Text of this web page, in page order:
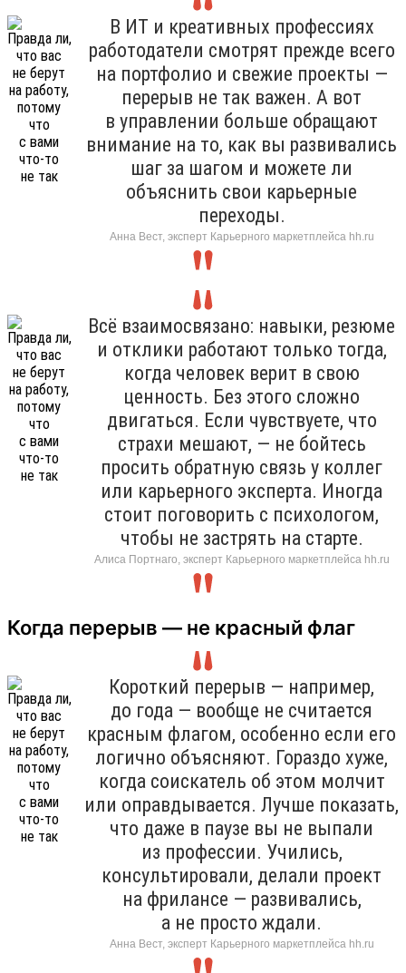
В ИТ и креативных профессиях
работодатели смотрят прежде всего
на портфолио и свежие проекты —
перерыв не так важен. А вот
в управлении больше обращают
внимание на то, как вы развивались
шаг за шагом и можете ли
объяснить свои карьерные
переходы.
Анна Вест, эксперт Карьерного маркетплейса hh.ru
Всё взаимосвязано: навыки, резюме
и отклики работают только тогда,
когда человек верит в свою
ценность. Без этого сложно
двигаться. Если чувствуете, что
страхи мешают, — не бойтесь
просить обратную связь у коллег
или карьерного эксперта. Иногда
стоит поговорить с психологом,
чтобы не застрять на старте.
Алиса Портнаго, эксперт Карьерного маркетплейса hh.ru
Когда перерыв — не красный флаг
Короткий перерыв — например,
до года — вообще не считается
красным флагом, особенно если его
логично объясняют. Гораздо хуже,
когда соискатель об этом молчит
или оправдывается. Лучше показать,
что даже в паузе вы не выпали
из профессии. Учились,
консультировали, делали проект
на фрилансе — развивались,
а не просто ждали.
Анна Вест, эксперт Карьерного маркетплейса hh.ru